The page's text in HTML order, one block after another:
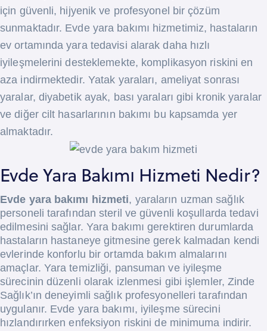
için güvenli, hijyenik ve profesyonel bir çözüm
sunmaktadır. Evde yara bakımı hizmetimiz, hastaların
ev ortamında yara tedavisi alarak daha hızlı
iyileşmelerini desteklemekte, komplikasyon riskini en
aza indirmektedir. Yatak yaraları, ameliyat sonrası
yaralar, diyabetik ayak, bası yaraları gibi kronik yaralar
ve diğer cilt hasarlarının bakımı bu kapsamda yer
almaktadır.
Evde Yara Bakımı Hizmeti Nedir?
Evde yara bakımı hizmeti, yaraların uzman sağlık
personeli tarafından steril ve güvenli koşullarda tedavi
edilmesini sağlar. Yara bakımı gerektiren durumlarda
hastaların hastaneye gitmesine gerek kalmadan kendi
evlerinde konforlu bir ortamda bakım almalarını
amaçlar. Yara temizliği, pansuman ve iyileşme
sürecinin düzenli olarak izlenmesi gibi işlemler, Zinde
Sağlık’ın deneyimli sağlık profesyonelleri tarafından
uygulanır. Evde yara bakımı, iyileşme sürecini
hızlandırırken enfeksiyon riskini de minimuma indirir.